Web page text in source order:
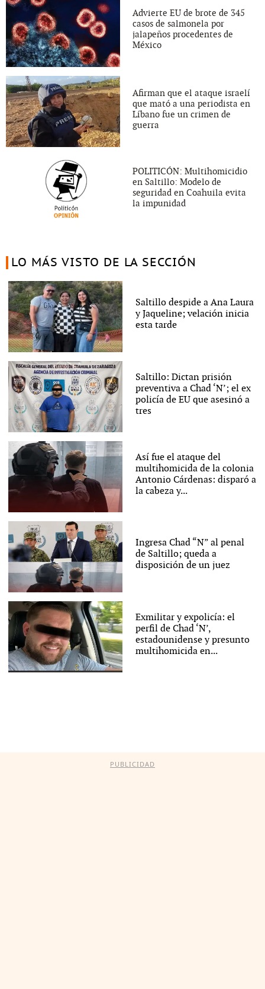
Advierte EU de brote de 345
casos de salmonela por
jalapeños procedentes de
México
Afirman que el ataque israelí
que mató a una periodista en
Líbano fue un crimen de
guerra
POLITICÓN: Multihomicidio
en Saltillo: Modelo de
seguridad en Coahuila evita
la impunidad
LO MÁS VISTO DE LA SECCIÓN
Saltillo despide a Ana Laura
y Jaqueline; velación inicia
esta tarde
Saltillo: Dictan prisión
preventiva a Chad ‘N’; el ex
policía de EU que asesinó a
tres
Así fue el ataque del
multihomicida de la colonia
Antonio Cárdenas: disparó a
la cabeza y...
Ingresa Chad “N” al penal
de Saltillo; queda a
disposición de un juez
Exmilitar y expolicía: el
perfil de Chad ‘N’,
estadounidense y presunto
multihomicida en...
PUBLICIDAD